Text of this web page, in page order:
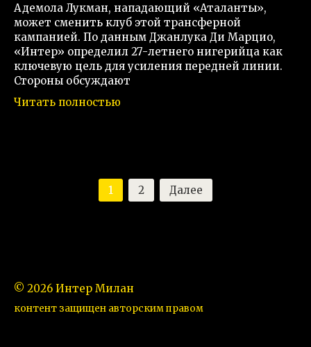
Адемола Лукман, нападающий «Аталанты»,
может сменить клуб этой трансферной
кампанией. По данным Джанлука Ди Марцио,
«Интер» определил 27-летнего нигерийца как
ключевую цель для усиления передней линии.
Стороны обсуждают
Читать полностью
1 2 Далее
© 2026 Интер Милан
контент защищен авторским правом